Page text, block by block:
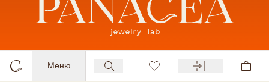
Меню